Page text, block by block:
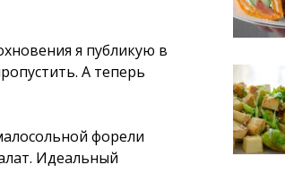
я публикую в
А теперь
форели
Идеальный